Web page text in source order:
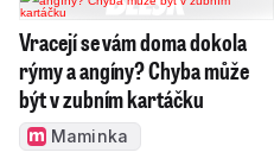
Vracejí se vám doma dokola
rýmy a angíny? Chyba může
být v zubním kartáčku
Maminka